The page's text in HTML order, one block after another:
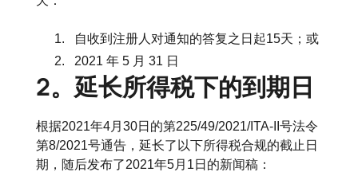
自收到注册人对通知的答复之日起15天；或
2021 年 5 月 31 日
2。延长所得税下的到期日
根据2021年4月30日的第225/49/2021/ITA-II号法令
第8/2021号通告，延长了以下所得税合规的截止日
期，随后发布了2021年5月1日的新闻稿：